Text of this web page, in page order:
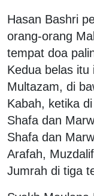
Hasan Bashri
orang-orang
tempat doa
Kedua belas itu
Multazam, di
Kabah, ketika
Shafa dan
Shafa dan
Arafah,
Jumrah di tiga